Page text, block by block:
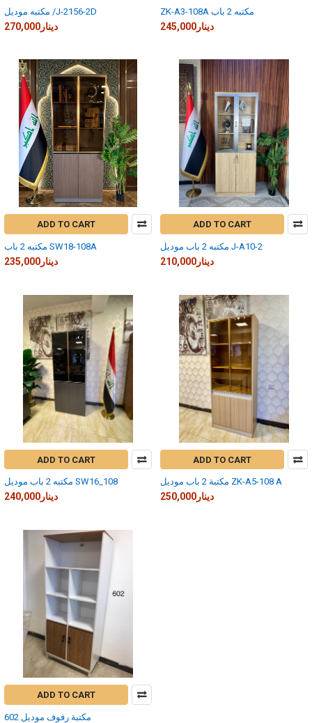
مكتبه موديل /J-2156-2D
270,000دينار
ZK-A3-108A مكتبه 2 باب
245,000دينار
ADD TO CART
مكتبه 2 باب SW18-108A
235,000دينار
ADD TO CART
مكتبه 2 باب موديل J-A10-2
210,000دينار
ADD TO CART
مكتبه 2 باب موديل SW16_108
240,000دينار
ADD TO CART
مكتبة 2 باب موديل ZK-A5-108 A
250,000دينار
ADD TO CART
مكتبة رفوف موديل 602